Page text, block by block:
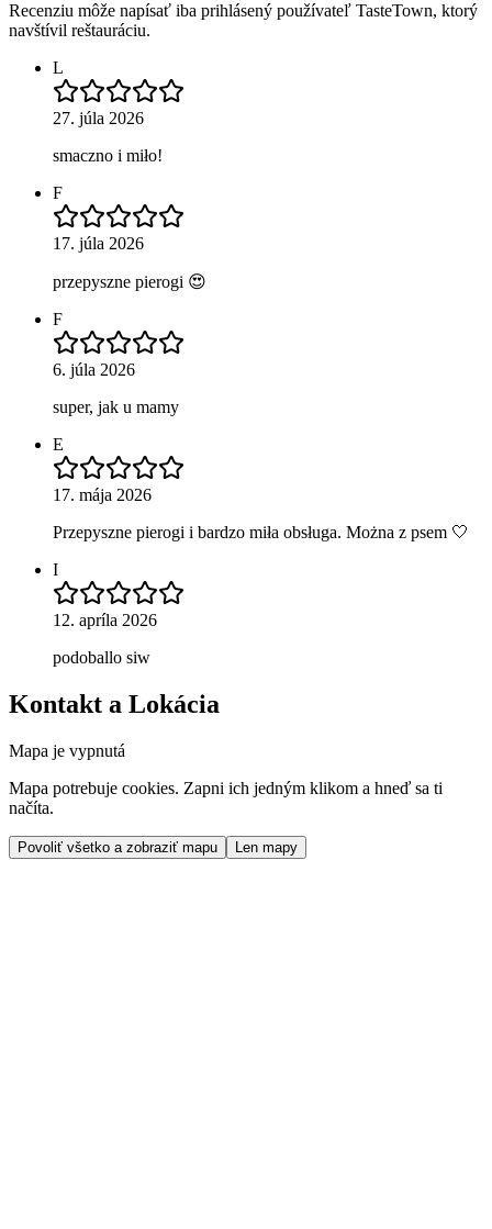
Recenziu môže napísať iba prihlásený používateľ TasteTown, ktorý
navštívil reštauráciu.
L
27. júla 2026
smaczno i miło!
F
17. júla 2026
przepyszne pierogi 😍
F
6. júla 2026
super, jak u mamy
E
17. mája 2026
Przepyszne pierogi i bardzo miła obsługa. Można z psem 🤍
I
12. apríla 2026
podoballo siw
Kontakt a Lokácia
Mapa je vypnutá
Mapa potrebuje cookies. Zapni ich jedným klikom a hneď sa ti
načíta.
Povoliť všetko a zobraziť mapu Len mapy